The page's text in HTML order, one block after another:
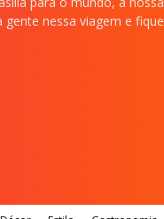
nessa viagem e fique